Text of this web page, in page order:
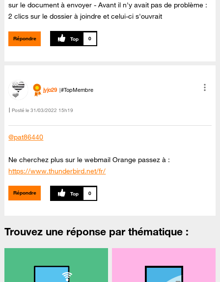
sur le document à envoyer - Avant il n'y avait pas de problème :
2 clics sur le dossier à joindre et celui-ci s'ouvrait
Répondre 0
jyjo29 #TopMembre
Posté le ‎31/03/2022 15h19
@pat86440
Ne cherchez plus sur le webmail Orange passez à :
https://www.thunderbird.net/fr/
Répondre 0
Trouvez une réponse par thématique :